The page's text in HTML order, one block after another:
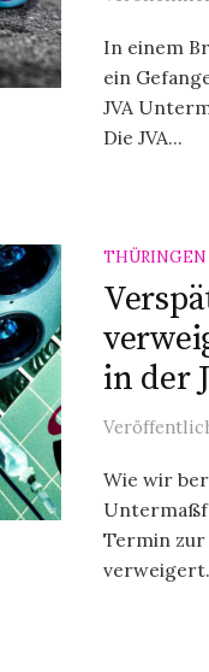
In einem
ein
JVA
Die JVA...
THÜRINGEN
in der
Wie wir
Termin